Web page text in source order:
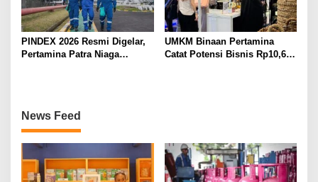
PINDEX 2026 Resmi Digelar,
Pertamina Patra Niaga
UMKM Binaan Pertamina
Catat Potensi Bisnis Rp10,6
News Feed